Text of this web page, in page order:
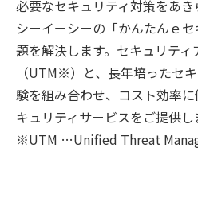
必要なセキュリティ対策をあ
シーイーシーの「かんたんｅ
題を解決します。セキュリティ
（UTM※）と、長年培ったセ
験を組み合わせ、コスト効率
キュリティサービスをご提供し
※UTM …Unified Threat